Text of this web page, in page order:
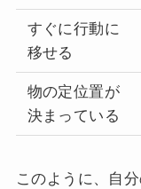
すぐに行動に
移せる
物の定位置が
決まっている
このように、自